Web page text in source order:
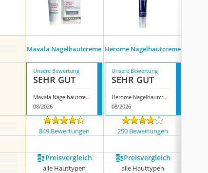
Mavala Nagelhautcreme Herome Nagelhautcreme
Unsere Bewertung
SEHR GUT
Mavala Nagelhautcreme
08/2026
Unsere Bewertung
SEHR GUT
Herome Nagelhautcreme
08/2026
849 Bewertungen 250 Bewertungen
Preis­vergleich Preis­vergleich
alle Hauttypen alle Hauttypen